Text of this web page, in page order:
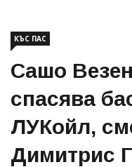
КЪС ПАС
Сашо
спасява
ЛУКойл,
Димитрис